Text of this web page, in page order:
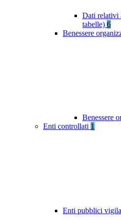
Dati relativi
tabelle) 6
Benessere
Benessere
Enti controllati 1
Enti pubblici